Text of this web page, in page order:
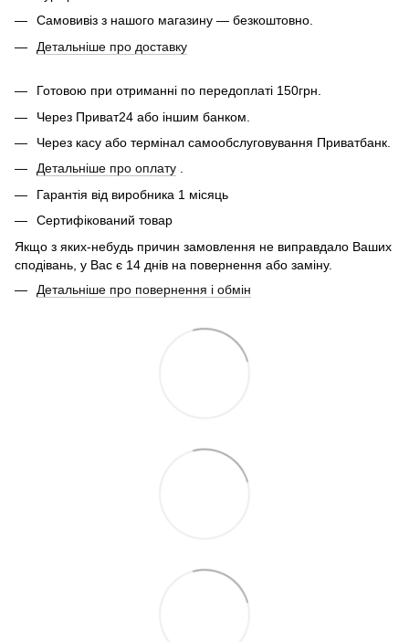
Самовивіз з нашого магазину — безкоштовно.
Детальніше про доставку
Готовою при отриманні по передоплаті 150грн.
Через Приват24 або іншим банком.
Через касу або термінал самообслуговування Приватбанк.
Детальніше про оплату .
Гарантія від виробника 1 місяць
Сертифікований товар
Якщо з яких-небудь причин замовлення не виправдало Ваших
сподівань, у Вас є 14 днів на повернення або заміну.
Детальніше про повернення і обмін